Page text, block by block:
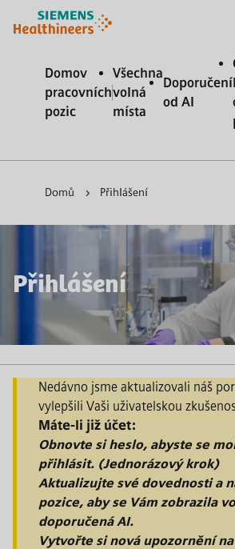
na obsah
na zápatí
Domov
pracovních
pozic
Všechna
volná
místa
Doporučení
od AI
Domů Přihlášení
Přihlášení
Nedávno jsme aktualizovali náš
vylepšili Vaši uživatelskou
Máte-li již účet:
Obnovte si heslo, abyste se
přihlásit. (Jednorázový krok)
Aktualizujte své dovednosti a
pozice, aby se Vám zobrazila
doporučená AI.
Vytvořte si nová upozornění